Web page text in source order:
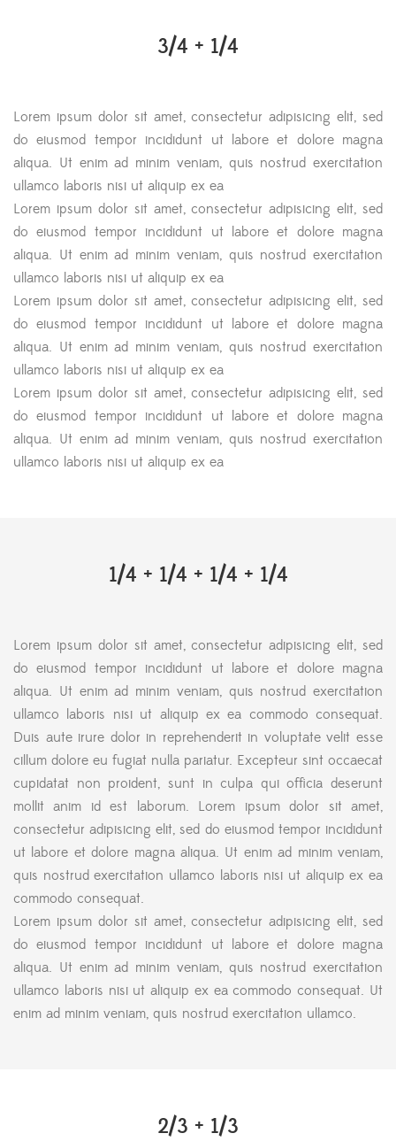
3/4 + 1/4
Lorem ipsum dolor sit amet, consectetur adipisicing elit, sed
do eiusmod tempor incididunt ut labore et dolore magna
aliqua. Ut enim ad minim veniam, quis nostrud exercitation
ullamco laboris nisi ut aliquip ex ea
Lorem ipsum dolor sit amet, consectetur adipisicing elit, sed
do eiusmod tempor incididunt ut labore et dolore magna
aliqua. Ut enim ad minim veniam, quis nostrud exercitation
ullamco laboris nisi ut aliquip ex ea
Lorem ipsum dolor sit amet, consectetur adipisicing elit, sed
do eiusmod tempor incididunt ut labore et dolore magna
aliqua. Ut enim ad minim veniam, quis nostrud exercitation
ullamco laboris nisi ut aliquip ex ea
Lorem ipsum dolor sit amet, consectetur adipisicing elit, sed
do eiusmod tempor incididunt ut labore et dolore magna
aliqua. Ut enim ad minim veniam, quis nostrud exercitation
ullamco laboris nisi ut aliquip ex ea
1/4 + 1/4 + 1/4 + 1/4
Lorem ipsum dolor sit amet, consectetur adipisicing elit, sed
do eiusmod tempor incididunt ut labore et dolore magna
aliqua. Ut enim ad minim veniam, quis nostrud exercitation
ullamco laboris nisi ut aliquip ex ea commodo consequat.
Duis aute irure dolor in reprehenderit in voluptate velit esse
cillum dolore eu fugiat nulla pariatur. Excepteur sint occaecat
cupidatat non proident, sunt in culpa qui officia deserunt
mollit anim id est laborum. Lorem ipsum dolor sit amet,
consectetur adipisicing elit, sed do eiusmod tempor incididunt
ut labore et dolore magna aliqua. Ut enim ad minim veniam,
quis nostrud exercitation ullamco laboris nisi ut aliquip ex ea
commodo consequat.
Lorem ipsum dolor sit amet, consectetur adipisicing elit, sed
do eiusmod tempor incididunt ut labore et dolore magna
aliqua. Ut enim ad minim veniam, quis nostrud exercitation
ullamco laboris nisi ut aliquip ex ea commodo consequat. Ut
enim ad minim veniam, quis nostrud exercitation ullamco.
2/3 + 1/3